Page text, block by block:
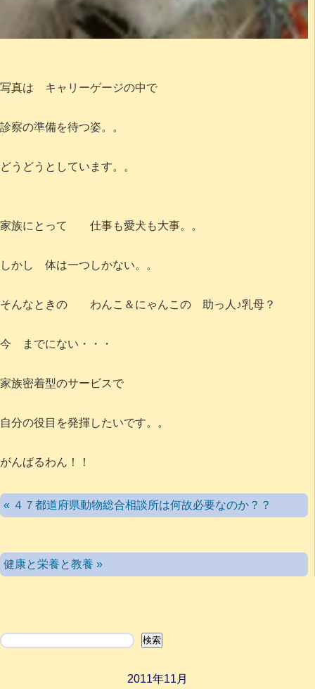
写真は キャリーゲージの中で
診察の準備を待つ姿。。
どうどうとしています。。
家族にとって 仕事も愛犬も大事。。
しかし 体は一つしかない。。
そんなときの わんこ＆にゃんこの 助っ人♪乳母？
今 までにない・・・
家族密着型のサービスで
自分の役目を発揮したいです。。
がんばるわん！！
« ４７都道府県動物総合相談所は何故必要なのか？？
健康と栄養と教養 »
検索 検索
2011年11月